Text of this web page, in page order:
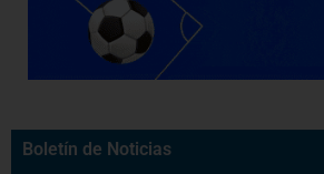
Boletín de Noticias